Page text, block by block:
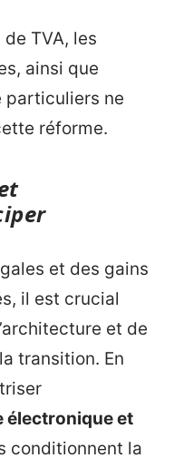
TVA, les
ainsi que
particuliers ne
réforme.
et des gains
il est crucial
et de
transition. En
électronique et
conditionnent la